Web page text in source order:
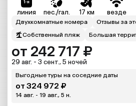
линия пес./гал. 17 км везде
Двухкомнатные номера
Отзывы за
Собственный пляж
Большая
от 242 717 ₽
29 авг. - 3 сент., 5 ночей
Выгодные туры на соседние даты
от 324 972 ₽
14 авг. - 19 авг., 5 н.